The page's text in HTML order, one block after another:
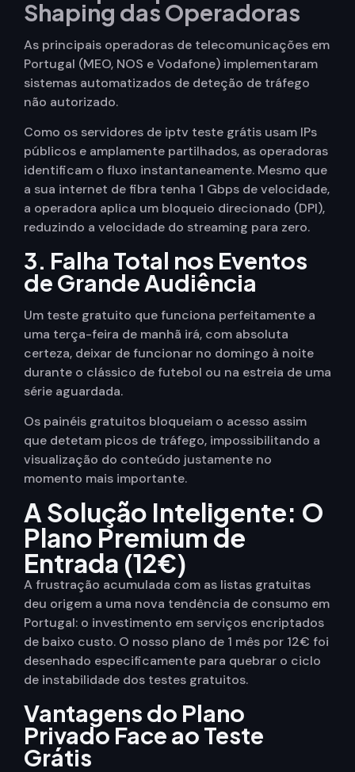
Shaping das Operadoras
As principais operadoras de telecomunicações em
Portugal (MEO, NOS e Vodafone) implementaram
sistemas automatizados de deteção de tráfego
não autorizado.
Como os servidores de iptv teste grátis usam IPs
públicos e amplamente partilhados, as operadoras
identificam o fluxo instantaneamente. Mesmo que
a sua internet de fibra tenha 1 Gbps de velocidade,
a operadora aplica um bloqueio direcionado (DPI),
reduzindo a velocidade do streaming para zero.
3. Falha Total nos Eventos
de Grande Audiência
Um teste gratuito que funciona perfeitamente a
uma terça-feira de manhã irá, com absoluta
certeza, deixar de funcionar no domingo à noite
durante o clássico de futebol ou na estreia de uma
série aguardada.
Os painéis gratuitos bloqueiam o acesso assim
que detetam picos de tráfego, impossibilitando a
visualização do conteúdo justamente no
momento mais importante.
A Solução Inteligente: O
Plano Premium de
Entrada (12€)
A frustração acumulada com as listas gratuitas
deu origem a uma nova tendência de consumo em
Portugal: o investimento em serviços encriptados
de baixo custo. O nosso plano de 1 mês por 12€ foi
desenhado especificamente para quebrar o ciclo
de instabilidade dos testes gratuitos.
Vantagens do Plano
Privado Face ao Teste
Grátis